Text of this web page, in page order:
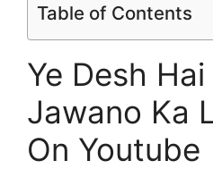
Table of Contents
Ye Desh
Jawano Ka
On Youtube